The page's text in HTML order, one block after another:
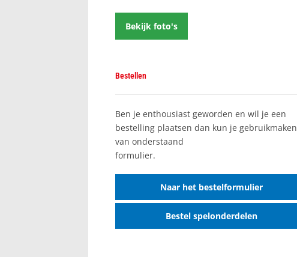
Bekijk foto's
Bestellen
Ben je enthousiast geworden en wil je een
bestelling plaatsen dan kun je gebruikmaken
van onderstaand
formulier.
Naar het bestelformulier
Bestel spelonderdelen